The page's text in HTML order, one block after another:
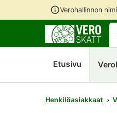
Verohallinnon
Etusivu
Henkilöasiakkaat